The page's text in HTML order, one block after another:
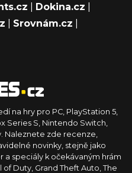
Dokina.cz
Srovnám.cz
na hry pro PC, PlayStation 5,
Series S, Nintendo Switch,
Naleznete zde recenze,
novinky, stejně jako
a speciály k očekávaným hrám
of Duty, Grand Theft Auto, The